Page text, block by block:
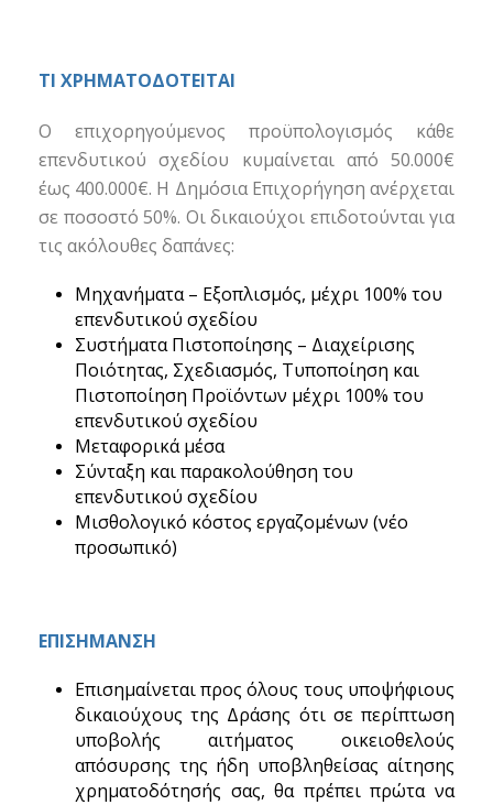
ΤΙ ΧΡΗΜΑΤΟΔΟΤΕΙΤΑΙ
Ο επιχορηγούμενος προϋπολογισμός κάθε
επενδυτικού σχεδίου κυμαίνεται από 50.000€
έως 400.000€. Η Δημόσια Επιχορήγηση ανέρχεται
σε ποσοστό 50%. Οι δικαιούχοι επιδοτούνται για
τις ακόλουθες δαπάνες:
Μηχανήματα – Εξοπλισμός, μέχρι 100% του
επενδυτικού σχεδίου
Συστήματα Πιστοποίησης – Διαχείρισης
Ποιότητας, Σχεδιασμός, Τυποποίηση και
Πιστοποίηση Προϊόντων μέχρι 100% του
επενδυτικού σχεδίου
Μεταφορικά μέσα
Σύνταξη και παρακολούθηση του
επενδυτικού σχεδίου
Μισθολογικό κόστος εργαζομένων (νέο
προσωπικό)
ΕΠΙΣΗΜΑΝΣΗ
Επισημαίνεται προς όλους τους υποψήφιους
δικαιούχους της Δράσης ότι σε περίπτωση
υποβολής αιτήματος οικειοθελούς
απόσυρσης της ήδη υποβληθείσας αίτησης
χρηματοδότησής σας, θα πρέπει πρώτα να